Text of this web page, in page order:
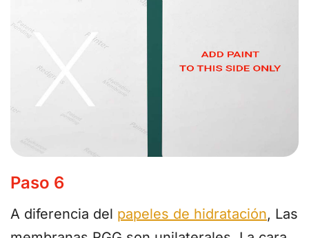
Paso 6
A diferencia del papeles de hidratación, Las